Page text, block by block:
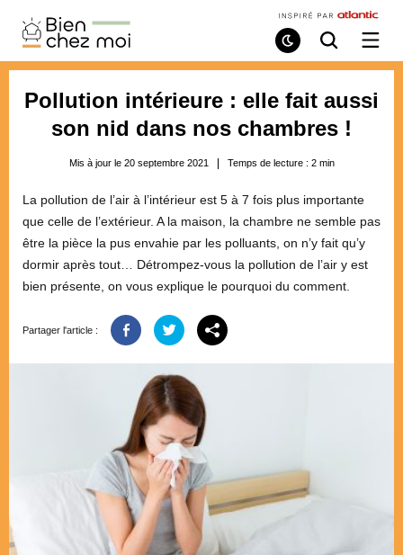
Bien
Chez
Moi
Mode
de
Recherche
/
le
menu
Pollution intérieure : elle fait aussi
son nid dans nos chambres !
Mis à jour le 20 septembre 2021 Temps de lecture : 2 min
La pollution de l’air à l’intérieur est 5 à 7 fois plus importante
que celle de l’extérieur. A la maison, la chambre ne semble pas
être la pièce la pus envahie par les polluants, on n’y fait qu’y
dormir après tout… Détrompez-vous la pollution de l’air y est
bien présente, on vous explique le pourquoi du comment.
Partager l'article :